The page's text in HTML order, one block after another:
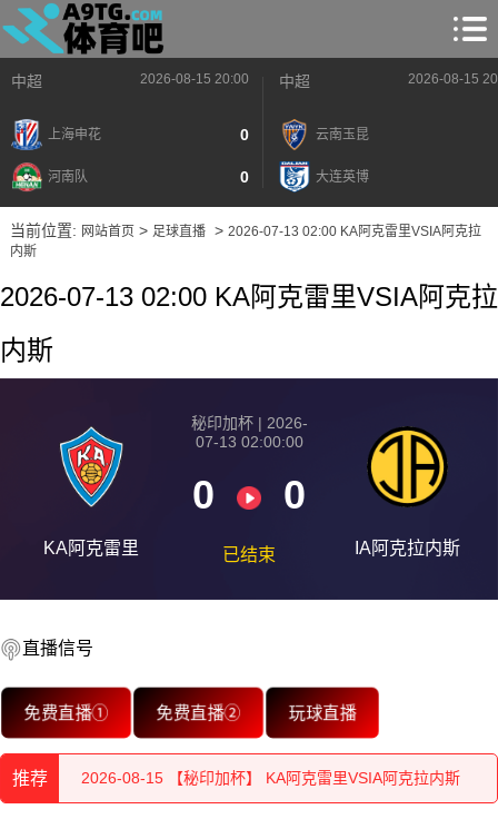
中超 2026-08-15 20:00
上海申花 0
河南队 0
中超 2026-08-15
云南玉昆
大连英博
当前位置: 网站首页> 足球直播> 2026-07-13 02:00 KA阿克雷里VSIA阿克拉
内斯
2026-07-13 02:00 KA阿克雷里VSIA阿克拉
内斯
KA阿克雷里
秘印加杯 | 2026-
07-13 02:00:00
0 0
已结束 IA阿克拉内斯
直播信号
免费直播① 免费直播② 玩球直播
推荐
2026-08-15 【秘印加杯】 KA阿克雷里VSIA阿克拉内斯
2026-08-15 【秘印加杯】 KA阿克雷里VSIA阿克拉内斯